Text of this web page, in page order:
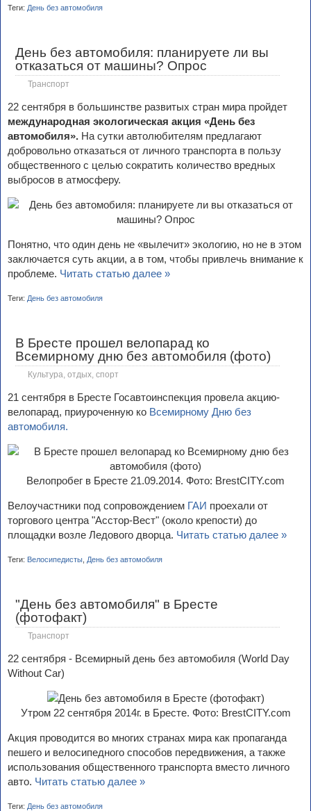
Теги: День без автомобиля
День без автомобиля: планируете ли вы
отказаться от машины? Опрос
Транспорт
22 сентября в большинстве развитых стран мира пройдет
международная экологическая акция «День без
автомобиля». На сутки автолюбителям предлагают
добровольно отказаться от личного транспорта в пользу
общественного с целью сократить количество вредных
выбросов в атмосферу.
Понятно, что один день не «вылечит» экологию, но не в этом
заключается суть акции, а в том, чтобы привлечь внимание к
проблеме. Читать статью далее »
Теги: День без автомобиля
В Бресте прошел велопарад ко
Всемирному дню без автомобиля (фото)
Культура, отдых, спорт
21 сентября в Бресте Госавтоинспекция провела акцию-
велопарад, приуроченную ко Всемирному Дню без
автомобиля.
Велопробег в Бресте 21.09.2014. Фото: BrestCITY.com
Велоучастники под сопровождением ГАИ проехали от
торгового центра "Асстор-Вест" (около крепости) до
площадки возле Ледового дворца. Читать статью далее »
Теги: Велосипедисты День без автомобиля
"День без автомобиля" в Бресте
(фотофакт)
Транспорт
22 сентября - Всемирный день без автомобиля (World Day
Without Car)
Утром 22 сентября 2014г. в Бресте. Фото: BrestCITY.com
Акция проводится во многих странах мира как пропаганда
пешего и велосипедного способов передвижения, а также
использования общественного транспорта вместо личного
авто. Читать статью далее »
Теги: День без автомобиля